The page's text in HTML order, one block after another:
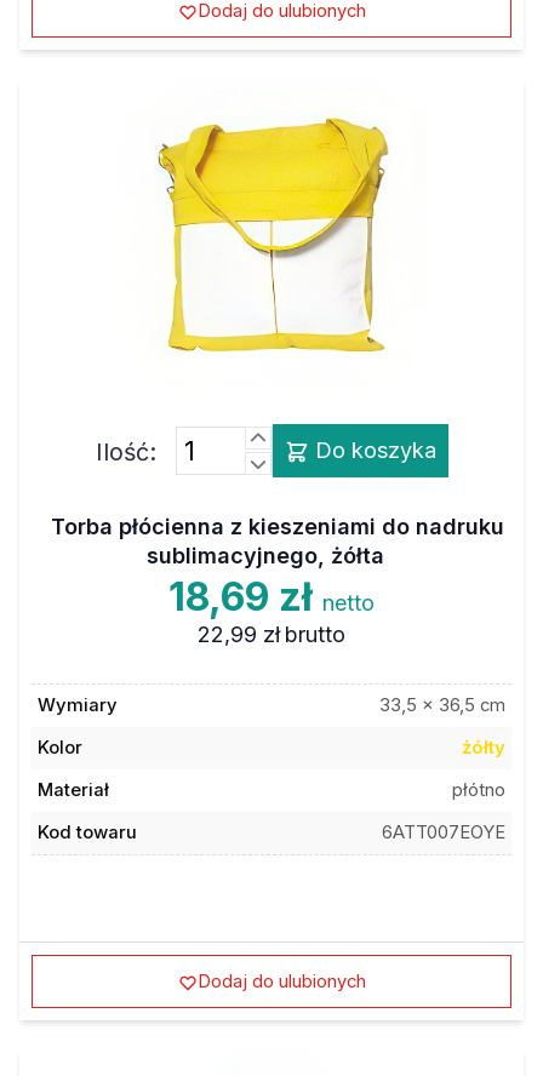
Dodaj do ulubionych
Ilość: Do koszyka
Torba płócienna z kieszeniami do nadruku
sublimacyjnego, żółta
18,69 zł netto
22,99 zł brutto
Wymiary
33,5 x 36,5 cm
Kolor
żółty
Materiał
płótno
Kod towaru
6ATT007EOYE
Dodaj do ulubionych